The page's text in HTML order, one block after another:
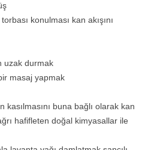
konulması kan akışını
uzak durmak
masaj yapmak
kasılmasını buna bağlı olarak kan
hafifleten doğal kimyasallar ile